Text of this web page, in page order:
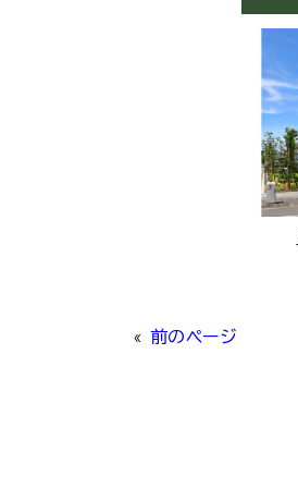
« 前のページ